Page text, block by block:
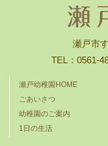
瀬戸市
TEL：0561-
瀬戸幼稚園HOME
ごあいさつ
幼稚園のご案内
1日の生活